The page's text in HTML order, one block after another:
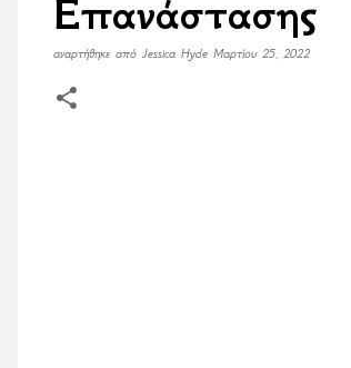
Επανάστασης
αναρτήθηκε από Jessica Hyde Μαρτίου 25, 2022